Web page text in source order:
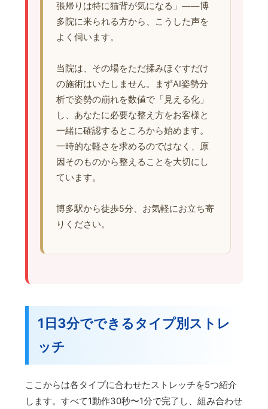
張帰りは特に猫背が気になる」——博
多院に来られる方から、こうした声を
よく伺います。
当院は、その場をただ揉みほぐすだけ
の施術はいたしません。まずAI姿勢分
析で姿勢の崩れを数値で「見える化」
し、あなたに必要な整え方をお客様と
一緒に確認するところから始めます。
一時的な軽さを求めるのではなく、原
因そのものから整えることを大切にし
ています。
博多駅から徒歩5分、お気軽にお立ち寄
りください。
1日3分でできるタイプ別ストレ
ッチ
ここからは各タイプに合わせたストレッチを5つ紹介
します。すべて1動作30秒〜1分で完了し、組み合わせ